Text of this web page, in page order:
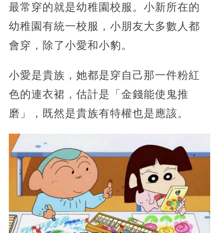
最常穿的就是幼稚園校服。小新所在的
幼稚園有統一校服，小朋友大多數人都
會穿，除了小愛和小豹。
小愛是貴族，她都是穿自己那一件粉紅
色的連衣裙，估計是「金錢能使鬼推
磨」，既然是貴族有特權也是應該。